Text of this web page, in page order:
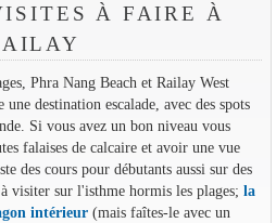
À FAIRE À
Phra Nang Beach et Railay West
destination escalade, avec des spots
Si vous avez un bon niveau vous
falaises de calcaire et avoir une vue
des cours pour débutants aussi sur des
visiter sur l'isthme hormis les plages; la
intérieur(mais faîtes-le avec un